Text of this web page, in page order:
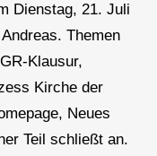
Dienstag, 21. Juli
Themen
Klausur,
Kirche der
Neues
Teil schließt an.